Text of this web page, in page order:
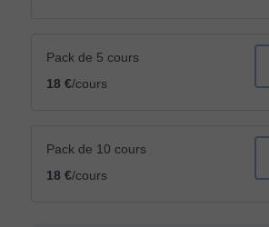
Pack de 5 cours
18 €/cours
Pack de 10 cours
18 €/cours